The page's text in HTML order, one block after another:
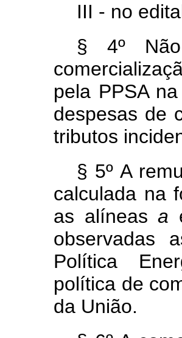
III - no
§ 4º
pela PPSA
despesas de
tributos
§ 5º A
calculada na
as alíneasa
observadas
Política
política de
da União.